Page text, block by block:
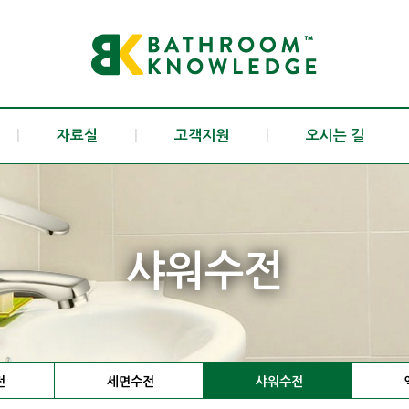
자료실 고객지원 오시는 길
샤워수전
세면수전 샤워수전